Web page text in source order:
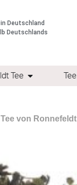
Deutschland
Deutschlands
Tee Tee
von Ronnefeldt